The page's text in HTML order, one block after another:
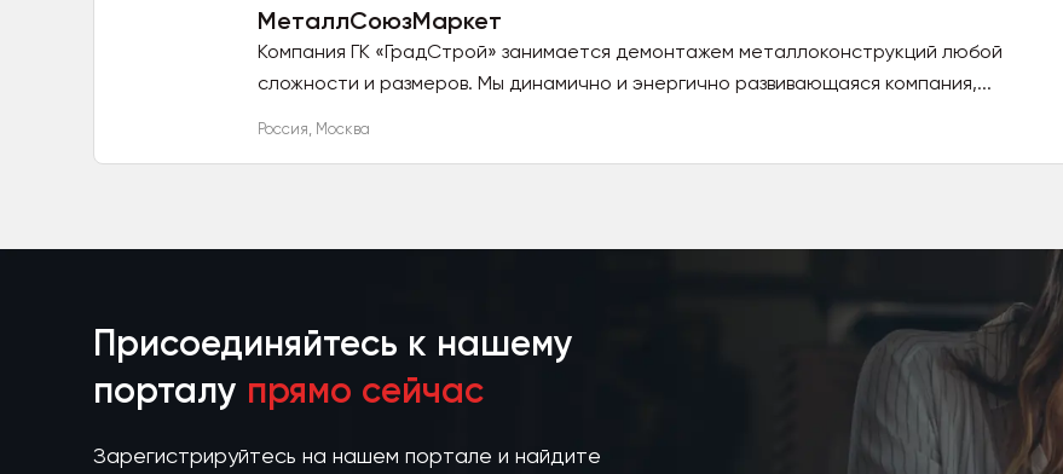
МеталлСоюзМаркет
Компания ГК «ГрадСтрой» занимается демонтажем металлоконструкций любой
сложности и размеров. Мы динамично и энергично развивающаяся компания,...
Россия, Москва
Присоединяйтесь к нашему
порталу прямо сейчас
Зарегистрируйтесь на нашем портале и найдите